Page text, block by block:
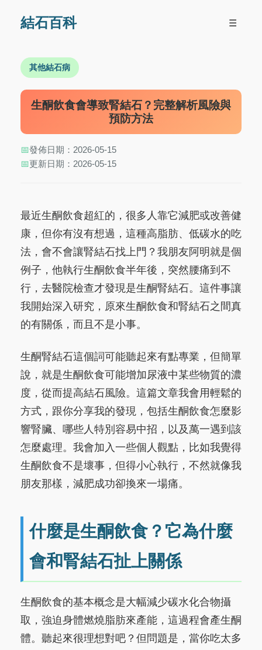
結石百科 ☰
其他結石病
生酮飲食會導致腎結石？完整解析風險與
預防方法
📅發佈日期：2026-05-15
📅更新日期：2026-05-15
最近生酮飲食超紅的，很多人靠它減肥或改善健
康，但你有沒有想過，這種高脂肪、低碳水的吃
法，會不會讓腎結石找上門？我朋友阿明就是個
例子，他執行生酮飲食半年後，突然腰痛到不
行，去醫院檢查才發現是生酮腎結石。這件事讓
我開始深入研究，原來生酮飲食和腎結石之間真
的有關係，而且不是小事。
生酮腎結石這個詞可能聽起來有點專業，但簡單
說，就是生酮飲食可能增加尿液中某些物質的濃
度，從而提高結石風險。這篇文章我會用輕鬆的
方式，跟你分享我的發現，包括生酮飲食怎麼影
響腎臟、哪些人特別容易中招，以及萬一遇到該
怎麼處理。我會加入一些個人觀點，比如我覺得
生酮飲食不是壞事，但得小心執行，不然就像我
朋友那樣，減肥成功卻換來一場痛。
什麼是生酮飲食？它為什麼
會和腎結石扯上關係
生酮飲食的基本概念是大幅減少碳水化合物攝
取，強迫身體燃燒脂肪來產能，這過程會產生酮
體。聽起來很理想對吧？但問題是，當你吃太多